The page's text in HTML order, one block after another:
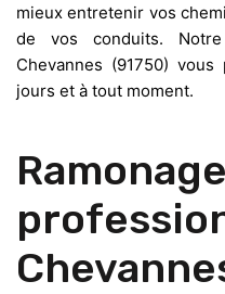
mieux entretenir vos
de vos conduits.
Chevannes (91750)
jours et à tout moment.
Ramonage